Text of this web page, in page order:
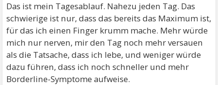
Das ist mein Tagesablauf. Nahezu jeden Tag. Das
schwierige ist nur, dass das bereits das Maximum ist,
für das ich einen Finger krumm mache. Mehr würde
mich nur nerven, mir den Tag noch mehr versauen
als die Tatsache, dass ich lebe, und weniger würde
dazu führen, dass ich noch schneller und mehr
Borderline-Symptome aufweise.